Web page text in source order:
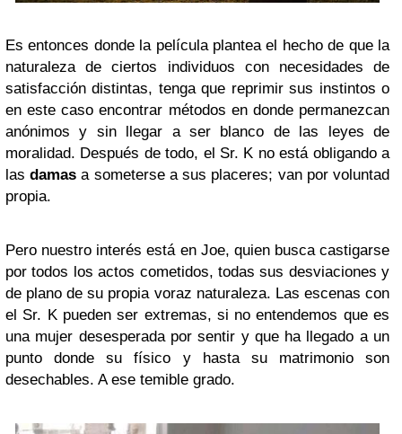
Es entonces donde la película plantea el hecho de que la
naturaleza de ciertos individuos con necesidades de
satisfacción distintas, tenga que reprimir sus instintos o
en este caso encontrar métodos en donde permanezcan
anónimos y sin llegar a ser blanco de las leyes de
moralidad. Después de todo, el Sr. K no está obligando a
lasdamas a someterse a sus placeres; van por voluntad
propia.
Pero nuestro interés está en Joe, quien busca castigarse
por todos los actos cometidos, todas sus desviaciones y
de plano de su propia voraz naturaleza. Las escenas con
el Sr. K pueden ser extremas, si no entendemos que es
una mujer desesperada por sentir y que ha llegado a un
punto donde su físico y hasta su matrimonio son
desechables. A ese temible grado.